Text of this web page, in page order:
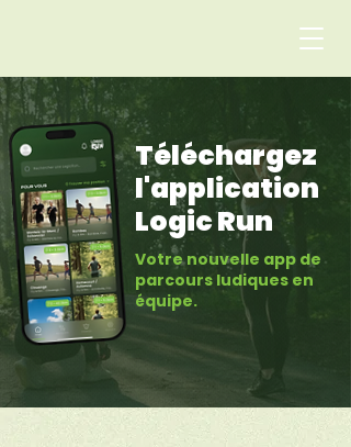
Téléchargez
l'application
Logic Run
Votre nouvelle app de
parcours ludiques en
équipe.